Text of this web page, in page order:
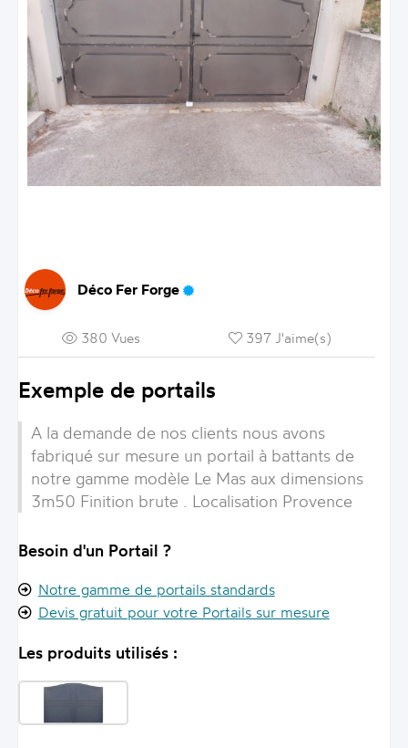
Déco Fer Forge
380 Vues 397 J'aime(s)
Exemple de portails
A la demande de nos clients nous avons
fabriqué sur mesure un portail à battants de
notre gamme modèle Le Mas aux dimensions
3m50 Finition brute . Localisation Provence
Besoin d'un Portail ?
Notre gamme de portails standards
Devis gratuit pour votre Portails sur mesure
Les produits utilisés :